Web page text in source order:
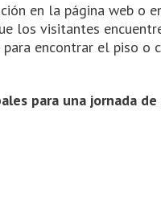
en la página web o
los visitantes
encontrar el piso o
para una jornada